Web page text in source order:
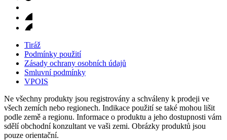
Tiráž
Podmínky použití
Zásady ochrany osobních údajů
Smluvní podmínky
VPOIS
Ne všechny produkty jsou registrovány a schváleny k prodeji ve
všech zemích nebo regionech. Indikace použití se také mohou lišit
podle země a regionu. Informace o produktu a jeho dostupnosti vám
sdělí obchodní konzultant ve vaši zemi. Obrázky produktů jsou
pouze orientační.